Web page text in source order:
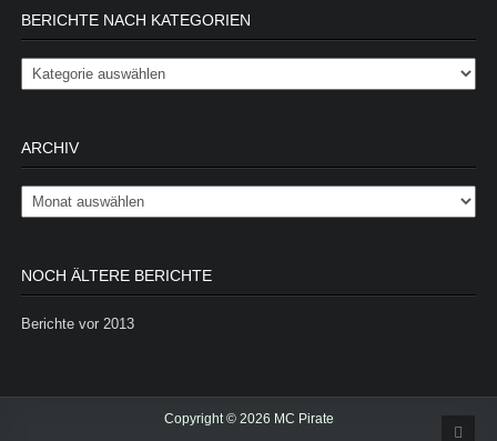
BERICHTE NACH KATEGORIEN
Berichte nach Kategorien
ARCHIV
Archiv
NOCH ÄLTERE BERICHTE
Berichte vor 2013
Copyright © 2026 MC Pirate